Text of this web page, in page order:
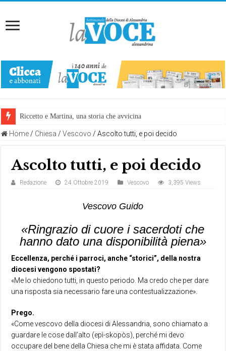
Riccetto e Martina, una storia che avvicina
Home / Chiesa / Vescovo / Ascolto tutti, e poi decido
Ascolto tutti, e poi decido
Redazione 24 Ottobre 2019 Vescovo 3,395 Views
Vescovo Guido
«Ringrazio di cuore i sacerdoti che
hanno dato una disponibilità piena»
Eccellenza, perché i parroci, anche “storici”, della nostra
diocesi vengono spostati?
«Me lo chiedono tutti, in questo periodo. Ma credo che per dare
una risposta sia necessario fare una contestualizzazione».
Prego.
«Come vescovo della diocesi di Alessandria, sono chiamato a
guardare le cose dall’alto (epì-skopòs), perché mi devo
occupare del bene della Chiesa che mi è stata affidata. Come